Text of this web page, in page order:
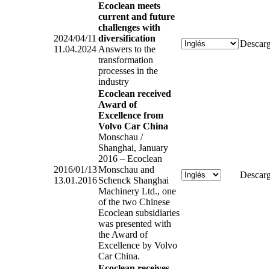
2024/04/11
11.04.2024
Ecoclean meets
current and future
challenges with
diversification
Answers to the
transformation
processes in the
industry
2016/01/13
13.01.2016
Ecoclean received
Award of
Excellence from
Volvo Car China
Monschau /
Shanghai, January
2016 – Ecoclean
Monschau and
Schenck Shanghai
Machinery Ltd., one
of the two Chinese
Ecoclean subsidiaries
was presented with
the Award of
Excellence by Volvo
Car China.